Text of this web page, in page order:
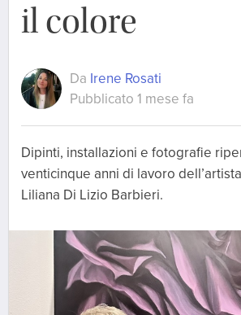
il colore
Da Irene Rosati
Pubblicato 1 mese fa
Dipinti, installazioni e fotografie
venticinque anni di lavoro
Liliana Di Lizio Barbieri.